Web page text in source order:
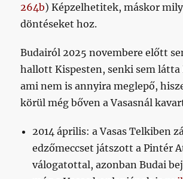
264b) Képzelhetitek, máskor
döntéseket hoz.
Budairól 2025 novembere előtt
hallott Kispesten, senki sem látta
ami nem is annyira meglepő,
körül még bőven a Vasasnál
2014 április: a Vasas Telkiben
edzőmeccset játszott a Pintér
válogatottal, azonban Budai